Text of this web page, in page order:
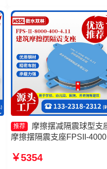
推荐
摩擦摆减隔震球型支
摩擦摆隔震支座FPSII-
FPSII-1000-400-4.11厂家
￥5354